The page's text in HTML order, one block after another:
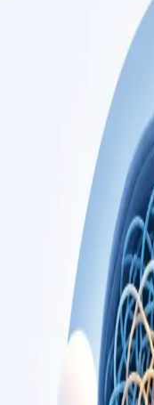
Perfis actualizados à
Consulta de
Consulta com
dos Médicos. Avaliação
gestão de doença
opiniões, por
Consulta